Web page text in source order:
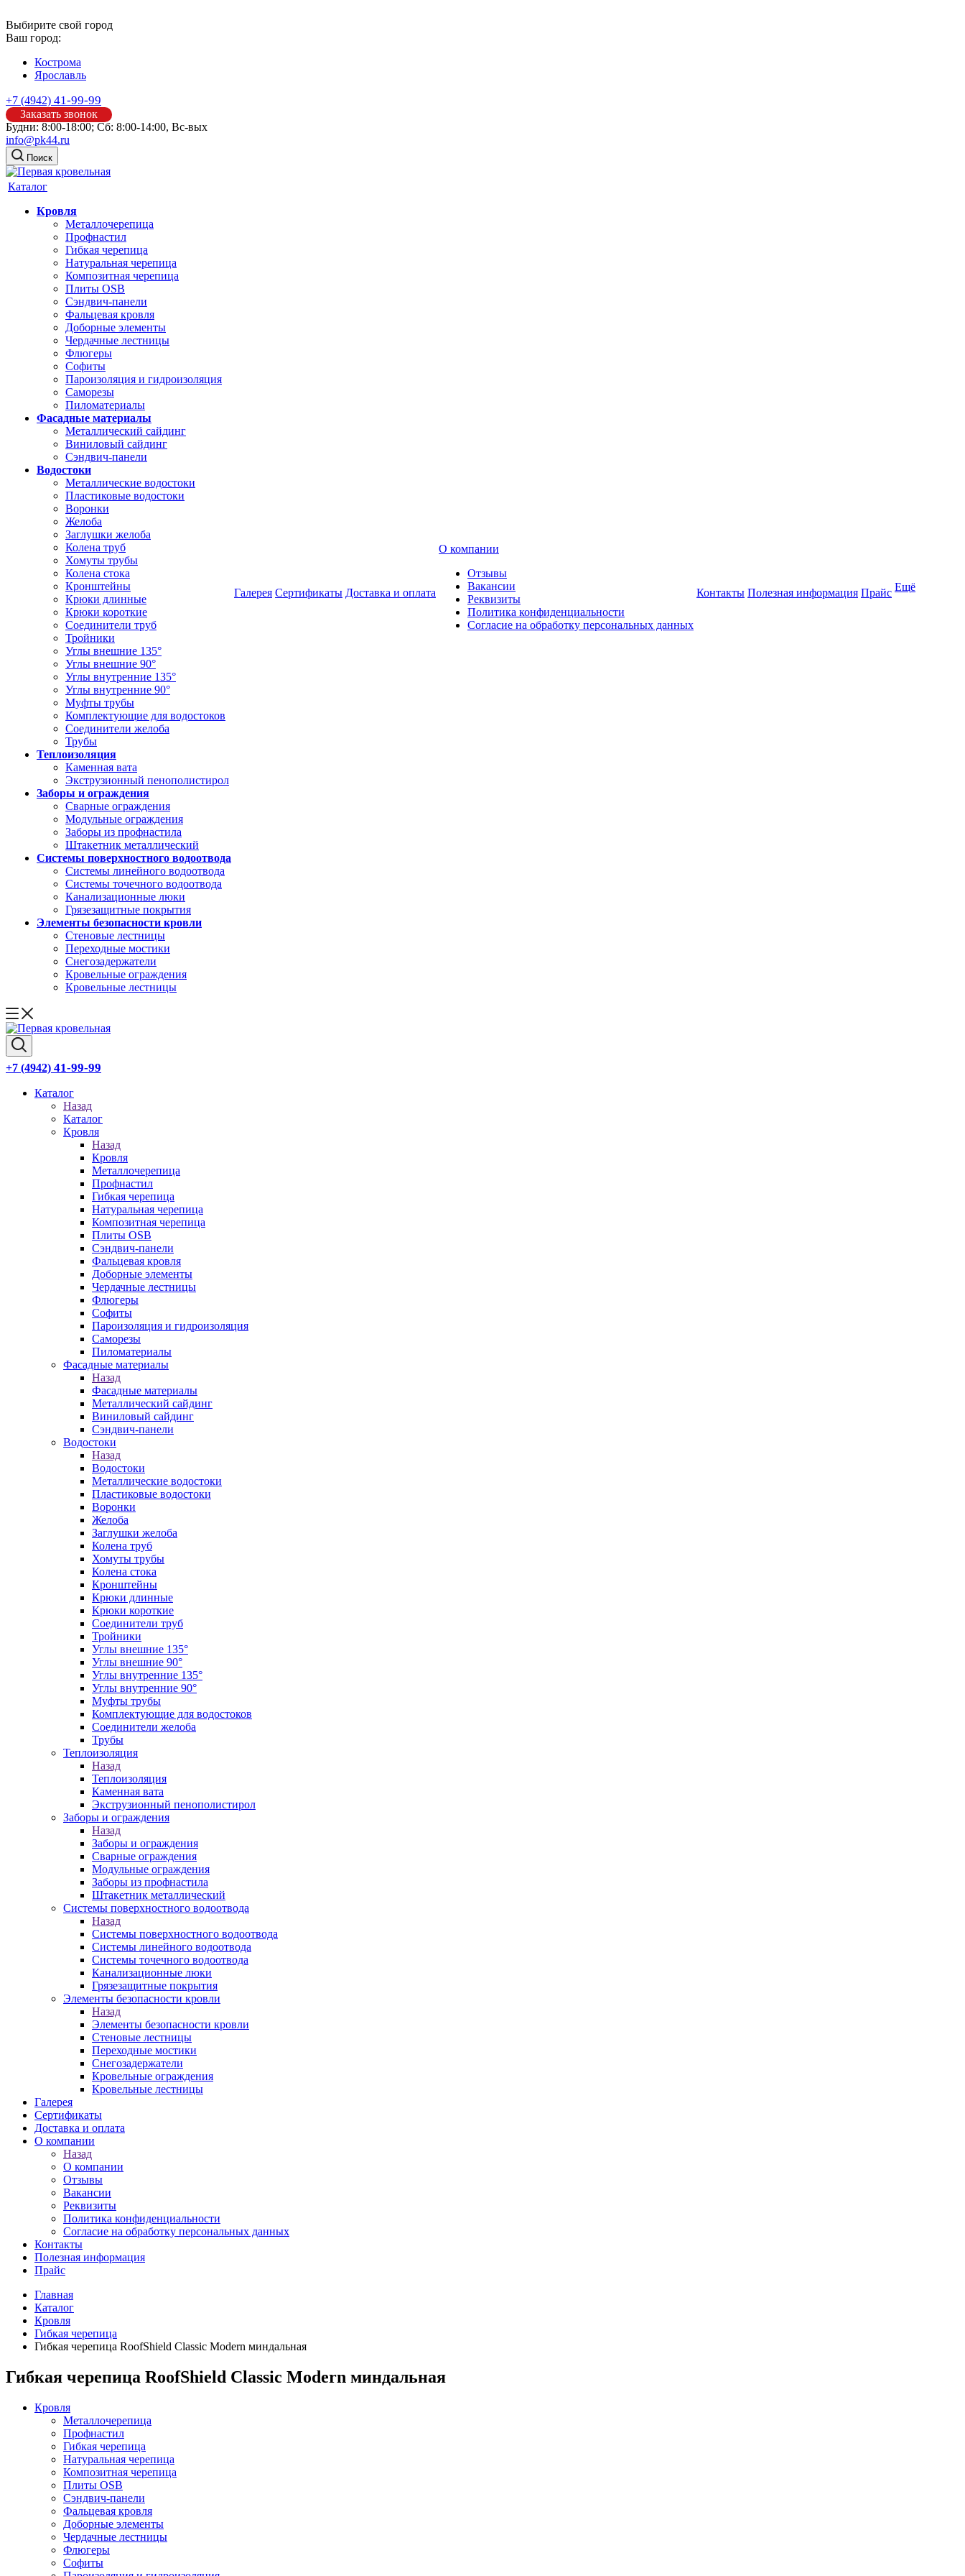
Выбирите свой город
Ваш город:
Кострома
Ярославль
+7 (4942) 41-99-99
Заказать звонок
Будни: 8:00-18:00; Сб: 8:00-14:00, Вс-вых
info@pk44.ru
Поиск
Каталог
Кровля
Металлочерепица
Профнастил
Гибкая черепица
Натуральная черепица
Композитная черепица
Плиты OSB
Сэндвич-панели
Фальцевая кровля
Доборные элементы
Чердачные лестницы
Флюгеры
Софиты
Пароизоляция и гидроизоляция
Саморезы
Пиломатериалы
Фасадные материалы
Металлический сайдинг
Виниловый сайдинг
Сэндвич-панели
Водостоки
Металлические водостоки
Пластиковые водостоки
Воронки
Желоба
Заглушки желоба
Колена труб
Хомуты трубы
Колена стока
Кронштейны
Крюки длинные
Крюки короткие
Соединители труб
Тройники
Углы внешние 135°
Углы внешние 90°
Углы внутренние 135°
Углы внутренние 90°
Муфты трубы
Комплектующие для водостоков
Соединители желоба
Трубы
Теплоизоляция
Каменная вата
Экструзионный пенополистирол
Заборы и ограждения
Сварные ограждения
Модульные ограждения
Заборы из профнастила
Штакетник металлический
Системы поверхностного водоотвода
Системы линейного водоотвода
Системы точечного водоотвода
Канализационные люки
Грязезащитные покрытия
Элементы безопасности кровли
Стеновые лестницы
Переходные мостики
Снегозадержатели
Кровельные ограждения
Кровельные лестницы
Галерея Сертификаты Доставка и оплата
О компании
Отзывы
Вакансии
Реквизиты
Политика конфиденциальности
Согласие на обработку персональных данных
Контакты Полезная информация Прайс Ещё
+7 (4942) 41-99-99
Каталог
Назад
Каталог
Кровля
Назад
Кровля
Металлочерепица
Профнастил
Гибкая черепица
Натуральная черепица
Композитная черепица
Плиты OSB
Сэндвич-панели
Фальцевая кровля
Доборные элементы
Чердачные лестницы
Флюгеры
Софиты
Пароизоляция и гидроизоляция
Саморезы
Пиломатериалы
Фасадные материалы
Назад
Фасадные материалы
Металлический сайдинг
Виниловый сайдинг
Сэндвич-панели
Водостоки
Назад
Водостоки
Металлические водостоки
Пластиковые водостоки
Воронки
Желоба
Заглушки желоба
Колена труб
Хомуты трубы
Колена стока
Кронштейны
Крюки длинные
Крюки короткие
Соединители труб
Тройники
Углы внешние 135°
Углы внешние 90°
Углы внутренние 135°
Углы внутренние 90°
Муфты трубы
Комплектующие для водостоков
Соединители желоба
Трубы
Теплоизоляция
Назад
Теплоизоляция
Каменная вата
Экструзионный пенополистирол
Заборы и ограждения
Назад
Заборы и ограждения
Сварные ограждения
Модульные ограждения
Заборы из профнастила
Штакетник металлический
Системы поверхностного водоотвода
Назад
Системы поверхностного водоотвода
Системы линейного водоотвода
Системы точечного водоотвода
Канализационные люки
Грязезащитные покрытия
Элементы безопасности кровли
Назад
Элементы безопасности кровли
Стеновые лестницы
Переходные мостики
Снегозадержатели
Кровельные ограждения
Кровельные лестницы
Галерея
Сертификаты
Доставка и оплата
О компании
Назад
О компании
Отзывы
Вакансии
Реквизиты
Политика конфиденциальности
Согласие на обработку персональных данных
Контакты
Полезная информация
Прайс
Главная
Каталог
Кровля
Гибкая черепица
Гибкая черепица RoofShield Classic Modern миндальная
Гибкая черепица RoofShield Classic Modern миндальная
Кровля
Металлочерепица
Профнастил
Гибкая черепица
Натуральная черепица
Композитная черепица
Плиты OSB
Сэндвич-панели
Фальцевая кровля
Доборные элементы
Чердачные лестницы
Флюгеры
Софиты